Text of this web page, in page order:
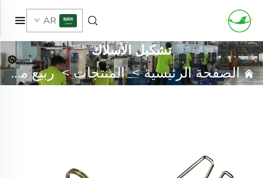
AR
تشكيل الأسلاك
الصفحة الرئيسية>المنتجات>ربيع مخصص